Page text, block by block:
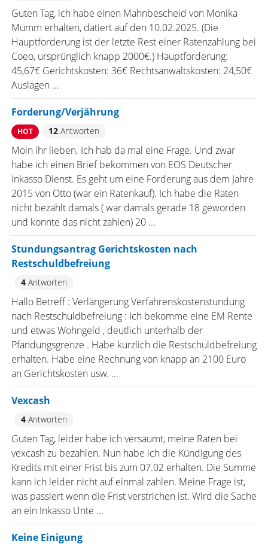
Guten Tag, ich habe einen Mahnbescheid von Monika
Mumm erhalten, datiert auf den 10.02.2025. (Die
Hauptforderung ist der letzte Rest einer Ratenzahlung bei
Coeo, ursprünglich knapp 2000€.) Hauptforderung:
45,67€ Gerichtskosten: 36€ Rechtsanwaltskosten: 24,50€
Auslagen ...
Forderung/Verjährung
HOT 12Antworten
Moin ihr lieben. Ich hab da mal eine Frage. Und zwar
habe ich einen Brief bekommen von EOS Deutscher
Inkasso Dienst. Es geht um eine Forderung aus dem Jahre
2015 von Otto (war ein Ratenkauf). Ich habe die Raten
nicht bezahlt damals ( war damals gerade 18 geworden
und konnte das nicht zahlen) 20 ...
Stundungsantrag Gerichtskosten nach
Restschuldbefreiung
4Antworten
Hallo Betreff : Verlängerung Verfahrenskostenstundung
nach Restschuldbefreiung : Ich bekomme eine EM Rente
und etwas Wohngeld , deutlich unterhalb der
Pfändungsgrenze . Habe kürzlich die Restschuldbefreiung
erhalten. Habe eine Rechnung von knapp an 2100 Euro
an Gerichtskosten usw. ...
Vexcash
4Antworten
Guten Tag, leider habe ich versäumt, meine Raten bei
vexcash zu bezahlen. Nun habe ich die Kündigung des
Kredits mit einer Frist bis zum 07.02 erhalten. Die Summe
kann ich leider nicht auf einmal zahlen. Meine Frage ist,
was passiert wenn die Frist verstrichen ist. Wird die Sache
an ein Inkasso Unte ...
Keine Einigung